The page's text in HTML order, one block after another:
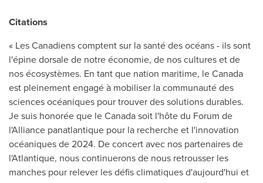
Citations
« Les Canadiens comptent sur la santé des océans - ils sont
l'épine dorsale de notre économie, de nos cultures et de
nos écosystèmes. En tant que nation maritime, le Canada
est pleinement engagé à mobiliser la communauté des
sciences océaniques pour trouver des solutions durables.
Je suis honorée que le Canada soit l'hôte du Forum de
l'Alliance panatlantique pour la recherche et l'innovation
océaniques de 2024. De concert avec nos partenaires de
l'Atlantique, nous continuerons de nous retrousser les
manches pour relever les défis climatiques d'aujourd'hui et